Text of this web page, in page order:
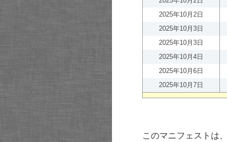
2025年10月2日
2025年10月3日
2025年10月3日
2025年10月4日
2025年10月6日
2025年10月7日
このマニフェストは、